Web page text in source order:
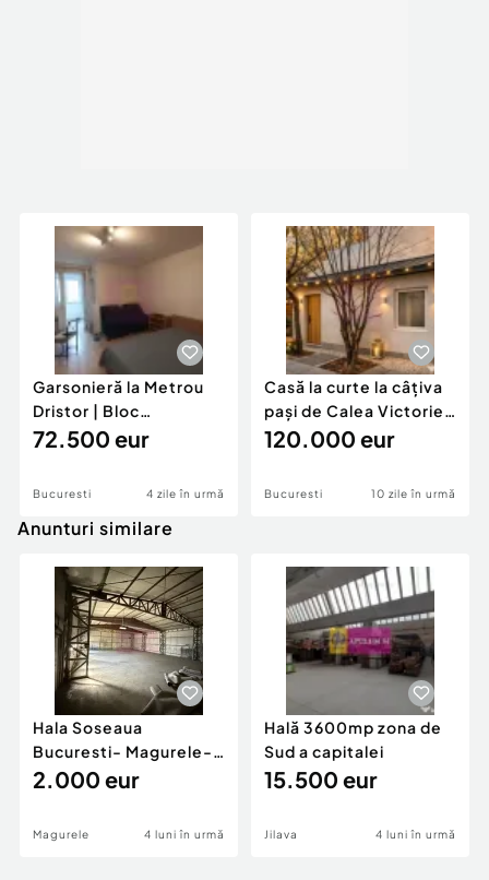
Garsonieră la Metrou
Dristor | Bloc
anvelopat | Mobilată
72.500 eur
Bucuresti 4 zile în urmă
Casă la curte la câțiva
pași de Calea Victoriei,
5 mi...
120.000 eur
Bucuresti 10 zile în urmă
Anunturi similare
Hala Soseaua
Bucuresti- Magurele-
planul 2.
2.000 eur
Magurele 4 luni în urmă
Hală 3600mp zona de
Sud a capitalei
15.500 eur
Jilava 4 luni în urmă